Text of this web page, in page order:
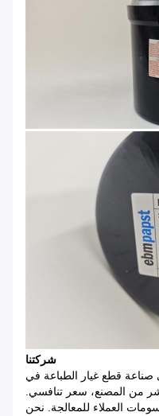
شركتنا
صناعة قطع غيار الطباعة في
العملاء للمعالجة. نحن